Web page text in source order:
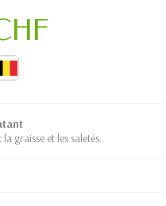
graisse et les saletés.